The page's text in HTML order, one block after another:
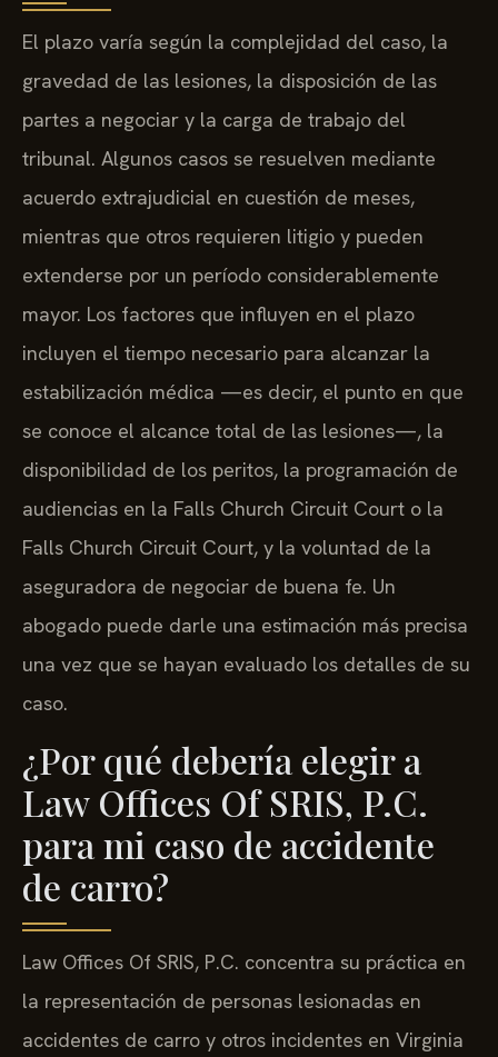
El plazo varía según la complejidad del caso, la
gravedad de las lesiones, la disposición de las
partes a negociar y la carga de trabajo del
tribunal. Algunos casos se resuelven mediante
acuerdo extrajudicial en cuestión de meses,
mientras que otros requieren litigio y pueden
extenderse por un período considerablemente
mayor. Los factores que influyen en el plazo
incluyen el tiempo necesario para alcanzar la
estabilización médica —es decir, el punto en que
se conoce el alcance total de las lesiones—, la
disponibilidad de los peritos, la programación de
audiencias en la Falls Church Circuit Court o la
Falls Church Circuit Court, y la voluntad de la
aseguradora de negociar de buena fe. Un
abogado puede darle una estimación más precisa
una vez que se hayan evaluado los detalles de su
caso.
¿Por qué debería elegir a
Law Offices Of SRIS, P.C.
para mi caso de accidente
de carro?
Law Offices Of SRIS, P.C. concentra su práctica en
la representación de personas lesionadas en
accidentes de carro y otros incidentes en Virginia